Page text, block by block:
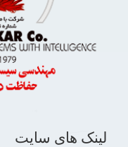
لینک های سایت